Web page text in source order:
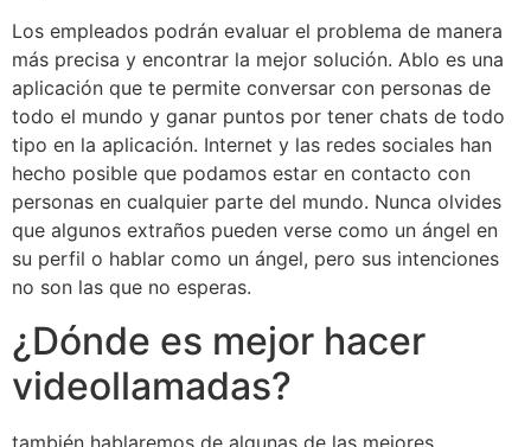
Los empleados podrán evaluar el problema de manera
más precisa y encontrar la mejor solución. Ablo es una
aplicación que te permite conversar con personas de
todo el mundo y ganar puntos por tener chats de todo
tipo en la aplicación. Internet y las redes sociales han
hecho posible que podamos estar en contacto con
personas en cualquier parte del mundo. Nunca olvides
que algunos extraños pueden verse como un ángel en
su perfil o hablar como un ángel, pero sus intenciones
no son las que no esperas.
¿Dónde es mejor hacer
videollamadas?
también hablaremos de algunas de las mejores